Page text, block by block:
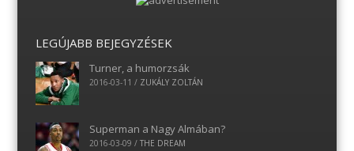
LEGÚJABB BEJEGYZÉSEK
Turner, a humorzsák
2016-03-11 / ZUKÁLY ZOLTÁN
Superman a Nagy Almában?
2016-03-09 / THE DREAM